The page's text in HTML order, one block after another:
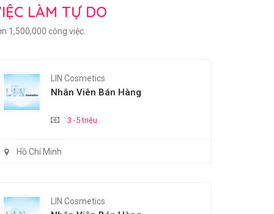
LÀM TỰ DO
1,500,000 công việc.
LIN Cosmetics
Nhân Viên Bán Hàng
3 -5 triệu
Hồ Chí Minh
LIN Cosmetics